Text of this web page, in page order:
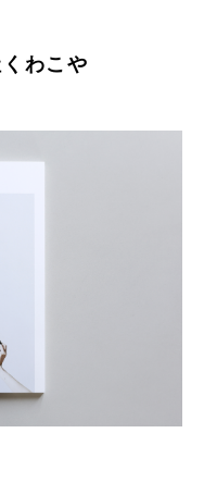
わこや